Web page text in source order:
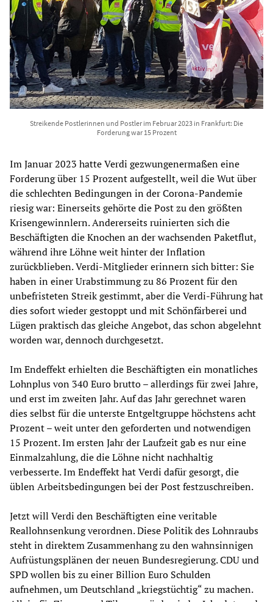
Streikende Postlerinnen und Postler im Februar 2023 in Frankfurt: Die
Forderung war 15 Prozent
Im Januar 2023 hatte Verdi gezwungenermaßen eine
Forderung über 15 Prozent aufgestellt, weil die Wut über
die schlechten Bedingungen in der Corona-Pandemie
riesig war: Einerseits gehörte die Post zu den größten
Krisengewinnlern. Andererseits ruinierten sich die
Beschäftigten die Knochen an der wachsenden Paketflut,
während ihre Löhne weit hinter der Inflation
zurückblieben. Verdi-Mitglieder erinnern sich bitter: Sie
haben in einer Urabstimmung zu 86 Prozent für den
unbefristeten Streik gestimmt, aber die Verdi-Führung hat
dies sofort wieder gestoppt und mit Schönfärberei und
Lügen praktisch das gleiche Angebot, das schon abgelehnt
worden war, dennoch durchgesetzt.
Im Endeffekt erhielten die Beschäftigten ein monatliches
Lohnplus von 340 Euro brutto – allerdings für zwei Jahre,
und erst im zweiten Jahr. Auf das Jahr gerechnet waren
dies selbst für die unterste Entgeltgruppe höchstens acht
Prozent – weit unter den geforderten und notwendigen
15 Prozent. Im ersten Jahr der Laufzeit gab es nur eine
Einmalzahlung, die die Löhne nicht nachhaltig
verbesserte. Im Endeffekt hat Verdi dafür gesorgt, die
üblen Arbeitsbedingungen bei der Post festzuschreiben.
Jetzt will Verdi den Beschäftigten eine veritable
Reallohnsenkung verordnen. Diese Politik des Lohnraubs
steht in direktem Zusammenhang zu den wahnsinnigen
Aufrüstungsplänen der neuen Bundesregierung. CDU und
SPD wollen bis zu einer Billion Euro Schulden
aufnehmen, um Deutschland „kriegstüchtig“ zu machen.